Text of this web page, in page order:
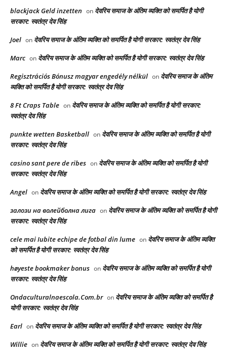
blackjack Geld inzetten on देवरिय समाज के अंतिम व्यक्ति को समर्पित है योगी
सरकार: स्वतंत्र देव सिंह
Joel on देवरिय समाज के अंतिम व्यक्ति को समर्पित है योगी सरकार: स्वतंत्र देव सिंह
Marc on देवरिय समाज के अंतिम व्यक्ति को समर्पित है योगी सरकार: स्वतंत्र देव सिंह
Regisztrációs Bónusz magyar engedély nélkül on देवरिय समाज के अंतिम
व्यक्ति को समर्पित है योगी सरकार: स्वतंत्र देव सिंह
8 Ft Craps Table on देवरिय समाज के अंतिम व्यक्ति को समर्पित है योगी सरकार:
स्वतंत्र देव सिंह
punkte wetten Basketball on देवरिय समाज के अंतिम व्यक्ति को समर्पित है योगी
सरकार: स्वतंत्र देव सिंह
casino sant pere de ribes on देवरिय समाज के अंतिम व्यक्ति को समर्पित है योगी
सरकार: स्वतंत्र देव सिंह
Angel on देवरिय समाज के अंतिम व्यक्ति को समर्पित है योगी सरकार: स्वतंत्र देव सिंह
залози на волейболна лига on देवरिय समाज के अंतिम व्यक्ति को समर्पित है योगी
सरकार: स्वतंत्र देव सिंह
cele mai Iubite echipe de fotbal din lume on देवरिय समाज के अंतिम व्यक्ति
को समर्पित है योगी सरकार: स्वतंत्र देव सिंह
høyeste bookmaker bonus on देवरिय समाज के अंतिम व्यक्ति को समर्पित है योगी
सरकार: स्वतंत्र देव सिंह
Ondaculturalnaescola.Com.br on देवरिय समाज के अंतिम व्यक्ति को समर्पित है
योगी सरकार: स्वतंत्र देव सिंह
Earl on देवरिय समाज के अंतिम व्यक्ति को समर्पित है योगी सरकार: स्वतंत्र देव सिंह
Willie on देवरिय समाज के अंतिम व्यक्ति को समर्पित है योगी सरकार: स्वतंत्र देव सिंह